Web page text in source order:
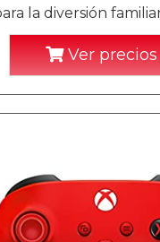
la diversión
Ver